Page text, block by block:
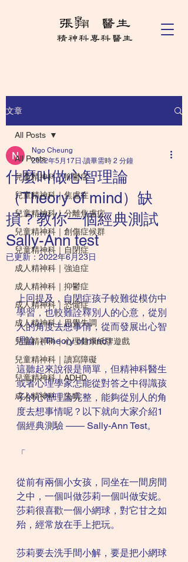
文章
All Posts
兒童精神科｜抑鬱症
兒童精神科｜焦慮症
兒童精神科｜分離焦慮症
兒童精神科｜創傷症候群
兒童精神科｜自閉症
成人精神科｜強迫症
成人精神科｜抑鬱症
成人精神科｜恐懼症
成人精神科｜思覺失調
兒童精神科｜心理健康紙牌遊戲
兒童精神科｜讀寫障礙
兒童精神科｜ADHD
成人精神科｜失眠
All Posts
什麼叫做心智理論
（Theory of mind）缺
損？教你一個經典測試
Sally-Ann test
Ngo Cheung
2022年5月17日 讀畢需時 2 分鐘
已更新：2022年6月23日
上回提及，自閉症孩子較難從模仿中
學習，也較難詮釋別人的心意，從別
人的角度去想事情，從而發展出心智
理論（Theory of mind）。
這聽起來說很是簡單，但精神科醫生
或者心理學家怎能從對答之中得識孩
子的心智理論完整，能夠從別人的角
度去想事情呢？以下就向大家介紹1
個經典測驗 —— Sally-Ann Test。
「
從前有兩個小女孩，同坐在一間房間
之中，一個叫做莎莉一個叫做安妮。
莎莉很喜歡一個小網球，對它甘之如
殆，經常放在手上把玩。
莎莉要去洗手間小解，要是把小網球